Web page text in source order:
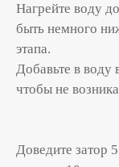
Нагрейте воду
быть немного
этапа.
Добавьте в воду
чтобы не
Доведите затор